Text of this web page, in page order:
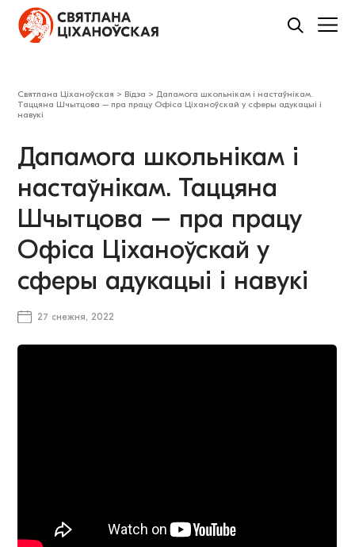
Святлана Ціханоўская > Відэа > Дапамога школьнікам і настаўнікам.
Таццяна Шчытцова – пра працу Офіса Ціханоўскай у сферы адукацыі і
навукі
Дапамога школьнікам і
настаўнікам. Таццяна
Шчытцова – пра працу
Офіса Ціханоўскай у
сферы адукацыі і навукі
27 снежня, 2022